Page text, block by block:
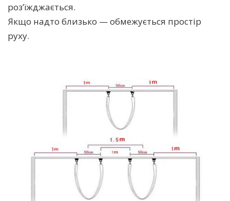
роз’їжджається.
Якщо надто близько — обмежується простір
руху.